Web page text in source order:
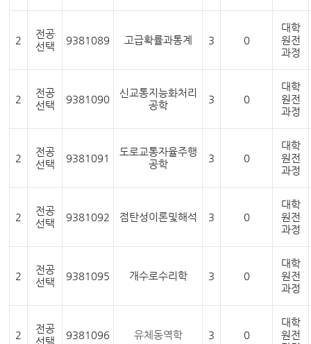
2
전공
선택
9381089 고급확률과통계 3 0
대학
원전
과정
2
전공
선택
9381090
신교통지능화처리
공학
3 0
대학
원전
과정
2
전공
선택
9381091
도로교통자율주행
공학
3 0
대학
원전
과정
2
전공
선택
9381092 점탄성이론및해석 3 0
대학
원전
과정
2
전공
선택
9381095 개수로수리학 3 0
대학
원전
과정
2
전공
선택
9381096 유체동역학 3 0
대학
원전